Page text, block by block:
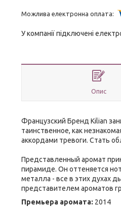
У компанії підключені
Опис
Французский Бренд Kilian
таинственное, как
аккордами тревоги. Стать
Представленный аромат
пирамиде. Он оттеняется
металла - все в этих духах
представителем ароматов
Премьера аромата: 2014